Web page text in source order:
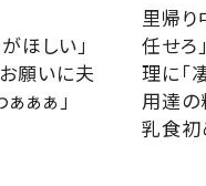
ほしい」
願いに夫
ぁぁ」
里帰
任せろ
理に「
用達の
乳食初